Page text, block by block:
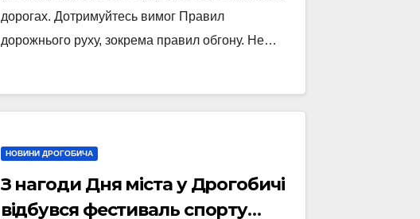
дорогах. Дотримуйтесь вимог Правил
дорожнього руху, зокрема правил обгону. Не…
НОВИНИ ДРОГОБИЧА
З нагоди Дня міста у Дрогобичі
відбувся фестиваль спорту